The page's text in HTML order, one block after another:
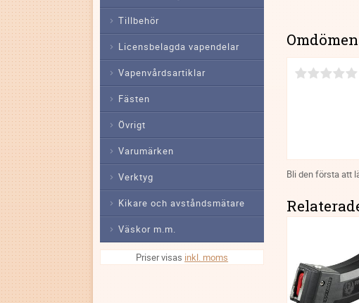
Omdömen
Bli den första att
Tillbehör
Licensbelagda vapendelar
Vapenvårdsartiklar
Fästen
Övrigt
Varumärken
Verktyg
Kikare och avståndsmätare
Väskor m.m.
Priser visas inkl. moms